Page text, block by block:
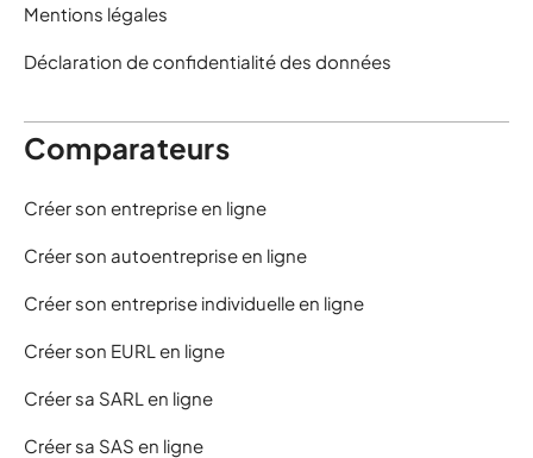
Mentions légales
Déclaration de confidentialité des données
Comparateurs
Créer son entreprise en ligne
Créer son autoentreprise en ligne
Créer son entreprise individuelle en ligne
Créer son EURL en ligne
Créer sa SARL en ligne
Créer sa SAS en ligne